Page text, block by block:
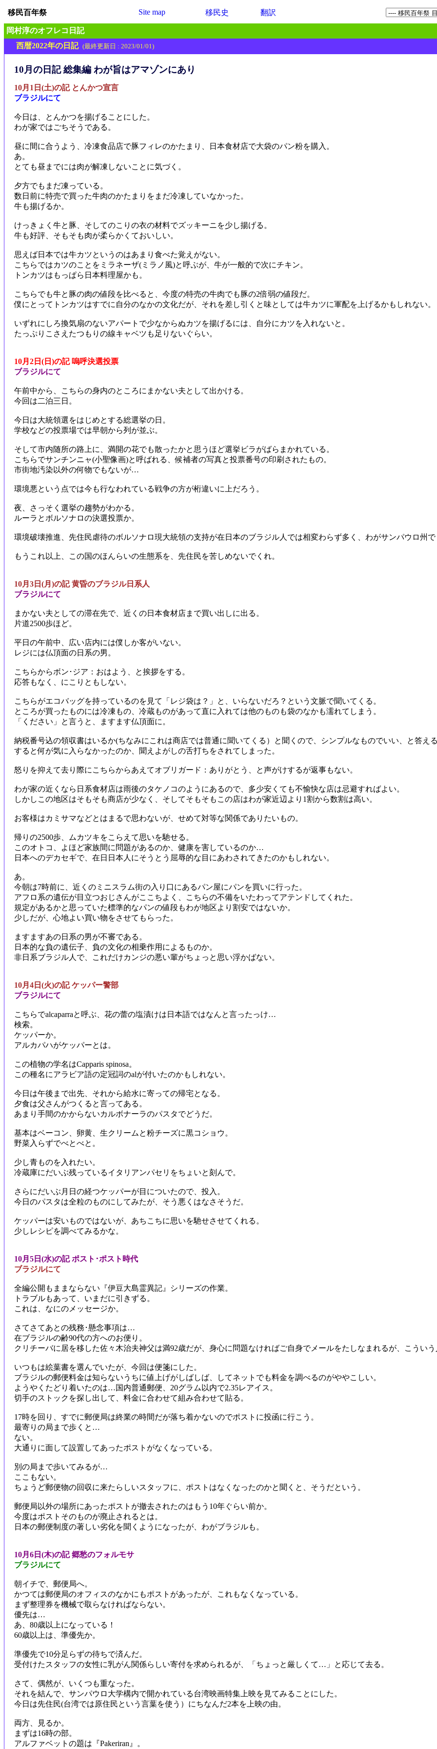
移民百年祭 Site map 移民史 翻訳
岡村淳のオフレコ日記
西暦2022年の日記 (最終更新日 : 2023/01/01)
10月の日記 総集編 わが旨はアマゾンにあり
10月1日(土)の記 とんかつ宣言
ブラジルにて
今日は、とんかつを揚げることにした。
わが家ではごちそうである。
昼に間に合うよう、冷凍食品店で豚フィレのかたまり、日本食材店で大袋のパン粉を購入。
あ。
とても昼までには肉が解凍しないことに気づく。
夕方でもまだ凍っている。
数日前に特売で買った牛肉のかたまりをまだ冷凍していなかった。
牛も揚げるか。
けっきょく牛と豚、そしてのこりの衣の材料でズッキーニを少し揚げる。
牛も好評、そもそも肉が柔らかくておいしい。
思えば日本では牛カツというのはあまり食べた覚えがない。
こちらではカツのことをミラネーザ(ミラノ風)と呼ぶが、牛が一般的で次にチキン。
トンカツはもっぱら日本料理屋かも。
こちらでも牛と豚の肉の値段を比べると、今度の特売の牛肉でも豚の2倍弱の値段だ。
僕にとってトンカツはすでに自分のなかの文化だが、それを差し引くと味としては牛カツに軍配を上げるかもしれない。
いずれにしろ換気扇のないアパートで少なからぬカツを揚げるには、自分にカツを入れないと。
たっぷりこさえたつもりの線キャベツも足りないぐらい。
10月2日(日)の記 嗚呼決選投票
ブラジルにて
午前中から、こちらの身内のところにまかない夫として出かける。
今回は二泊三日。
今日は大統領選をはじめとする総選挙の日。
学校などの投票場では早朝から列が並ぶ。
そして市内随所の路上に、満開の花でも散ったかと思うほど選挙ビラがばらまかれている。
こちらでサンチンニャ(小聖像画)と呼ばれる、候補者の写真と投票番号の印刷されたもの。
市街地汚染以外の何物でもないが…
環境悪という点では今も行なわれている戦争の方が桁違いに上だろう。
夜、さっそく選挙の趨勢がわかる。
ルーラとボルソナロの決選投票か。
環境破壊推進、先住民虐待のボルソナロ現大統領の支持が在日本のブラジル人では相変わらず多く、わがサンパウロ州
もうこれ以上、この国のほんらいの生態系を、先住民を苦しめないでくれ。
10月3日(月)の記 黄昏のブラジル日系人
ブラジルにて
まかない夫としての滞在先で、近くの日本食材店まで買い出しに出る。
片道2500歩ほど。
平日の午前中、広い店内には僕しか客がいない。
レジには仏頂面の日系の男。
こちらからボン･ジア：おはよう、と挨拶をする。
応答もなく、にこりともしない。
こちらがエコバッグを持っているのを見て「レジ袋は？」と、いらないだろ？という文脈で聞いてくる。
ところが買ったものには冷凍もの、冷蔵ものがあって直に入れては他のものも袋のなかも濡れてしまう。
「ください」と言うと、ますます仏頂面に。
納税番号込の領収書はいるか(ちなみにこれは商店では普通に聞いてくる）と聞くので、シンプルなものでいい、と答え
すると何が気に入らなかったのか、聞えよがしの舌打ちをされてしまった。
怒りを抑えて去り際にこちらからあえてオブリガード：ありがとう、と声がけするが返事もない。
わが家の近くなら日系食材店は雨後のタケノコのようにあるので、多少安くても不愉快な店は忌避すればよい。
しかしこの地区はそもそも商店が少なく、そしてそもそもこの店はわが家近辺より1割から数割は高い。
お客様はカミサマなどとはまるで思わないが、せめて対等な関係でありたいもの。
帰りの2500歩、ムカツキをこらえて思いを馳せる。
このオトコ、よほど家族間に問題があるのか、健康を害しているのか…
日本へのデカセギで、在日日本人にそうとう屈辱的な目にあわされてきたのかもしれない。
あ。
今朝は7時前に、近くのミニスラム街の入り口にあるパン屋にパンを買いに行った。
アフロ系の遺伝が目立つおじさんがここちよく、こちらの不備をいたわってアテンドしてくれた。
規定があるかと思っていた標準的なパンの値段もわが地区より割安ではないか。
少しだが、心地よい買い物をさせてもらった。
ますますあの日系の男が不審である。
日本的な負の遺伝子、負の文化の相乗作用によるものか。
非日系ブラジル人で、これだけカンジの悪い輩がちょっと思い浮かばない。
10月4日(火)の記 ケッパー警部
ブラジルにて
こちらでalcaparraと呼ぶ、花の蕾の塩漬けは日本語ではなんと言ったっけ…
検索。
ケッパーか。
アルカパハがケッパーとは。
この植物の学名はCapparis spinosa。
この種名にアラビア語の定冠詞のalが付いたのかもしれない。
今日は午後まで出先、それから給水に寄っての帰宅となる。
夕食は父さんがつくると言ってある。
あまり手間のかからないカルボナーラのパスタでどうだ。
基本はベーコン、卵黄、生クリームと粉チーズに黒コショウ。
野菜入らずでべとべと。
少し青ものを入れたい。
冷蔵庫にだいぶ残っているイタリアンパセリをちょいと刻んで。
さらにだいぶ月日の経つケッパーが目についたので、投入。
今日のパスタは全粒のものにしてみたが、そう悪くはなさそうだ。
ケッパーは安いものではないが、あちこちに思いを馳せさせてくれる。
少しレシピを調べてみるかな。
10月5日(水)の記 ポスト･ポスト時代
ブラジルにて
全編公開もままならない『伊豆大島霊異記』シリーズの作業。
トラブルもあって、いまだに引きずる。
これは、なにのメッセージか。
さてさてあとの残務･懸念事項は…
在ブラジルの齢90代の方へのお便り。
クリチーバに居を移した佐々木治夫神父は満92歳だが、身心に問題なければご自身でメールをたしなまれるが、こうい
いつもは絵葉書を選んでいたが、今回は便箋にした。
ブラジルの郵便料金は知らないうちに値上げがしばしば、してネットでも料金を調べるのがややこしい。
ようやくたどり着いたのは…国内普通郵便、20グラム以内で2.35レアイス。
切手のストックを探し出して、料金に合わせて組み合わせて貼る。
17時を回り、すでに郵便局は終業の時間だが落ち着かないのでポストに投函に行こう。
最寄りの局まで歩くと…
ない。
大通りに面して設置してあったポストがなくなっている。
別の局まで歩いてみるが…
ここもない。
ちょうど郵便物の回収に来たらしいスタッフに、ポストはなくなったのかと聞くと、そうだという。
郵便局以外の場所にあったポストが撤去されたのはもう10年ぐらい前か。
今度はポストそのものが廃止されるとは。
日本の郵便制度の著しい劣化を聞くようになったが、わがブラジルも。
10月6日(木)の記 郷愁のフォルモサ
ブラジルにて
朝イチで、郵便局へ。
かつては郵便局のオフィスのなかにもポストがあったが、これもなくなっている。
まず整理券を機械で取らなければならない。
優先は…
あ、80歳以上になっている！
60歳以上は、準優先か。
準優先で10分足らずの待ちで済んだ。
受付けたスタッフの女性に乳がん関係らしい寄付を求められるが、「ちょっと厳しくて…」と応じて去る。
さて、偶然が、いくつも重なった。
それを結んで、サンパウロ大学構内で開かれている台湾映画特集上映を見てみることにした。
今日は先住民(台湾では原住民という言葉を使う）にちなんだ2本を上映の由。
両方、見るか。
まずは16時の部。
アルファベットの題は『Pakeriran』。